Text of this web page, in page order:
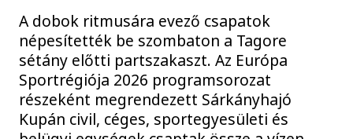
A dobok ritmusára evező csapatok
népesítették be szombaton a Tagore
sétány előtti partszakaszt. Az Európa
Sportrégiója 2026 programsorozat
részeként megrendezett Sárkányhajó
Kupán civil, céges, sportegyesületi és